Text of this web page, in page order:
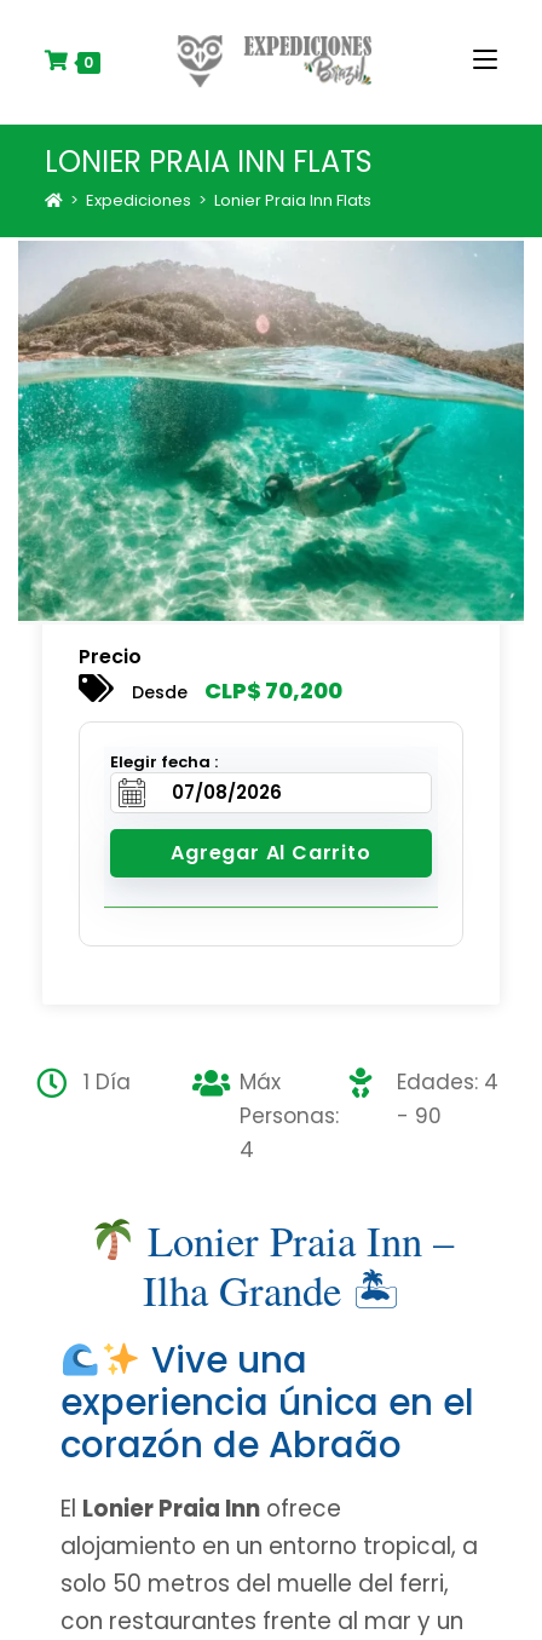
t
0
LONIER PRAIA INN FLATS
> Expediciones > Lonier Praia Inn Flats
Precio
Desde CLP$ 70,200
Elegir fecha :
Agregar Al Carrito
1 Día
Máx
Personas:
4
Edades: 4
- 90
Lonier Praia Inn –
Ilha Grande 🏝
Vive una
experiencia única en el
corazón de Abraão
El Lonier Praia Inn ofrece
alojamiento en un entorno tropical, a
solo 50 metros del muelle del ferri,
con restaurantes frente al mar y un